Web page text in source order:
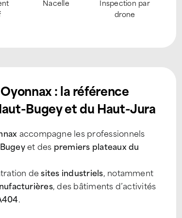
Sécurisation et
Systèmes anti-
volatiles
: la référence
Bugey et du Haut-Jura
accompagne les professionnels
et des premiers plateaux du
desites industriels, notamment
, des bâtiments d’activités
.